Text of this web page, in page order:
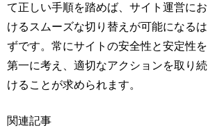
て正しい手順を踏めば、サイト運営にお
けるスムーズな切り替えが可能になるは
ずです。常にサイトの安全性と安定性を
第一に考え、適切なアクションを取り続
けることが求められます。
関連記事